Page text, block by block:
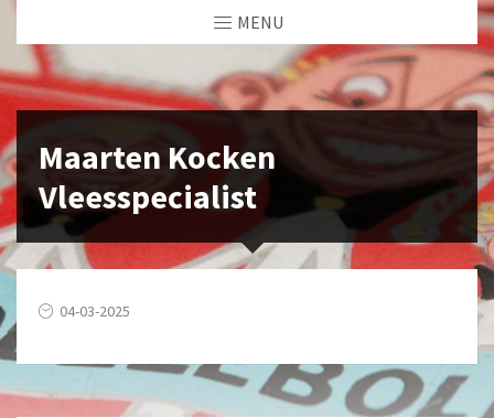
MENU
Maarten Kocken
Vleesspecialist
04-03-2025